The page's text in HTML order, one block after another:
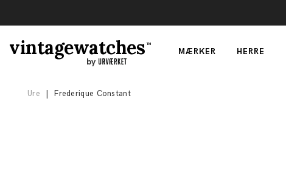
vintagewatches TM
by
MÆRKER HERRE
Ure Frederique Constant